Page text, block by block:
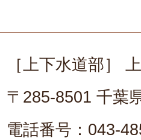
［上下水道部］
〒285-8501 千葉
電話番号：043-